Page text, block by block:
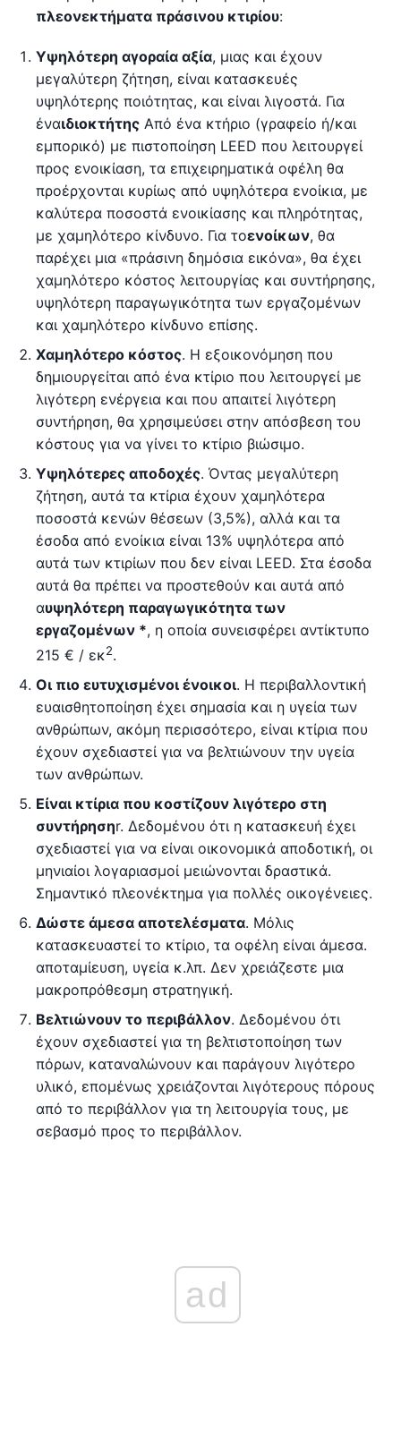
πλεονεκτήματα πράσινου κτιρίου:
Υψηλότερη αγοραία αξία, μιας και έχουν
μεγαλύτερη ζήτηση, είναι κατασκευές
υψηλότερης ποιότητας, και είναι λιγοστά. Για
έναιδιοκτήτης Από ένα κτήριο (γραφείο ή/και
εμπορικό) με πιστοποίηση LEED που λειτουργεί
προς ενοικίαση, τα επιχειρηματικά οφέλη θα
προέρχονται κυρίως από υψηλότερα ενοίκια, με
καλύτερα ποσοστά ενοικίασης και πληρότητας,
με χαμηλότερο κίνδυνο. Για τοενοίκων, θα
παρέχει μια «πράσινη δημόσια εικόνα», θα έχει
χαμηλότερο κόστος λειτουργίας και συντήρησης,
υψηλότερη παραγωγικότητα των εργαζομένων
και χαμηλότερο κίνδυνο επίσης.
Χαμηλότερο κόστος. Η εξοικονόμηση που
δημιουργείται από ένα κτίριο που λειτουργεί με
λιγότερη ενέργεια και που απαιτεί λιγότερη
συντήρηση, θα χρησιμεύσει στην απόσβεση του
κόστους για να γίνει το κτίριο βιώσιμο.
Υψηλότερες αποδοχές. Όντας μεγαλύτερη
ζήτηση, αυτά τα κτίρια έχουν χαμηλότερα
ποσοστά κενών θέσεων (3,5%), αλλά και τα
έσοδα από ενοίκια είναι 13% υψηλότερα από
αυτά των κτιρίων που δεν είναι LEED. Στα έσοδα
αυτά θα πρέπει να προστεθούν και αυτά από
αυψηλότερη παραγωγικότητα των
εργαζομένων *, η οποία συνεισφέρει αντίκτυπο
215 € / εκ2.
Οι πιο ευτυχισμένοι ένοικοι. Η περιβαλλοντική
ευαισθητοποίηση έχει σημασία και η υγεία των
ανθρώπων, ακόμη περισσότερο, είναι κτίρια που
έχουν σχεδιαστεί για να βελτιώνουν την υγεία
των ανθρώπων.
Είναι κτίρια που κοστίζουν λιγότερο στη
συντήρησηr. Δεδομένου ότι η κατασκευή έχει
σχεδιαστεί για να είναι οικονομικά αποδοτική, οι
μηνιαίοι λογαριασμοί μειώνονται δραστικά.
Σημαντικό πλεονέκτημα για πολλές οικογένειες.
Δώστε άμεσα αποτελέσματα. Μόλις
κατασκευαστεί το κτίριο, τα οφέλη είναι άμεσα.
αποταμίευση, υγεία κ.λπ. Δεν χρειάζεστε μια
μακροπρόθεσμη στρατηγική.
Βελτιώνουν το περιβάλλον. Δεδομένου ότι
έχουν σχεδιαστεί για τη βελτιστοποίηση των
πόρων, καταναλώνουν και παράγουν λιγότερο
υλικό, επομένως χρειάζονται λιγότερους πόρους
από το περιβάλλον για τη λειτουργία τους, με
σεβασμό προς το περιβάλλον.
ad